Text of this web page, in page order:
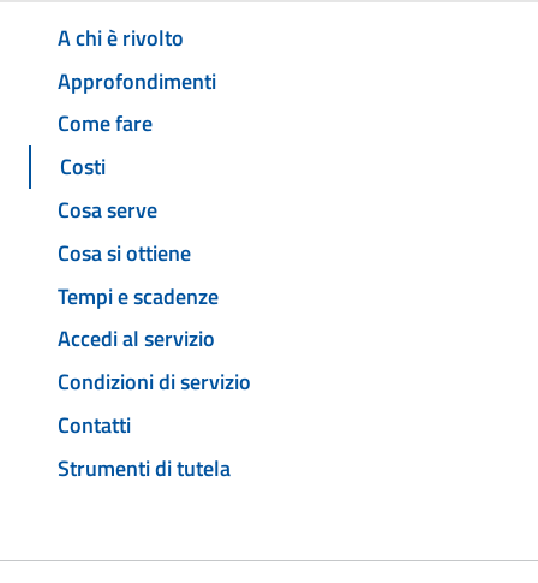
A chi è rivolto
Approfondimenti
Come fare
Costi
Cosa serve
Cosa si ottiene
Tempi e scadenze
Accedi al servizio
Condizioni di servizio
Contatti
Strumenti di tutela